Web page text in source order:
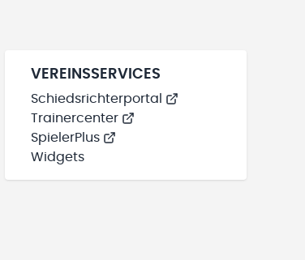
VEREINSSERVICES
Schiedsrichterportal
Trainercenter
SpielerPlus
Widgets